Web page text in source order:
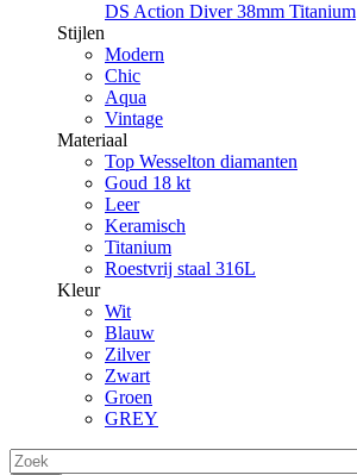
DS Action Diver 38mm Titanium
Stijlen
Modern
Chic
Aqua
Vintage
Materiaal
Top Wesselton diamanten
Goud 18 kt
Leer
Keramisch
Titanium
Roestvrij staal 316L
Kleur
Wit
Blauw
Zilver
Zwart
Groen
GREY